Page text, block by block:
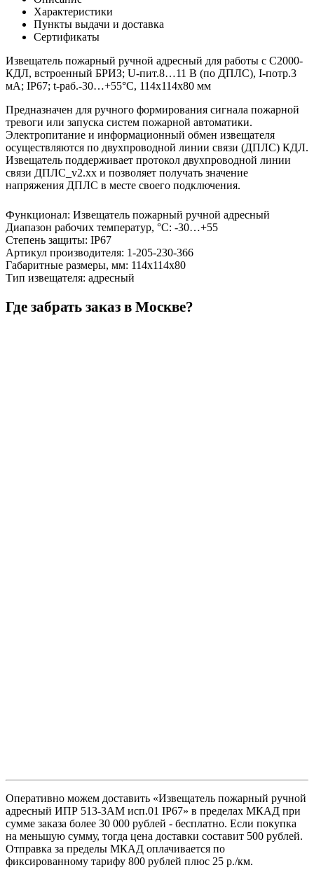
Характеристики
Пункты выдачи и доставка
Сертификаты
Извещатель пожарный ручной адресный для работы с С2000-
КДЛ, встроенный БРИЗ; U-пит.8…11 В (по ДПЛС), I-потр.3
мА; IP67; t-раб.-30…+55°С, 114х114х80 мм
Предназначен для ручного формирования сигнала пожарной
тревоги или запуска систем пожарной автоматики.
Электропитание и информационный обмен извещателя
осуществляются по двухпроводной линии связи (ДПЛС) КДЛ.
Извещатель поддерживает протокол двухпроводной линии
связи ДПЛС_v2.xx и позволяет получать значение
напряжения ДПЛС в месте своего подключения.
Функционал: Извещатель пожарный ручной адресный
Диапазон рабочих температур, °С: -30…+55
Степень защиты: IP67
Артикул производителя: 1-205-230-366
Габаритные размеры, мм: 114х114х80
Тип извещателя: адресный
Где забрать заказ в Москве?
Оперативно можем доставить «Извещатель пожарный ручной
адресный ИПР 513-3АМ исп.01 IP67» в пределах МКАД при
сумме заказа более 30 000 рублей - бесплатно. Если покупка
на меньшую сумму, тогда цена доставки составит 500 рублей.
Отправка за пределы МКАД оплачивается по
фиксированному тарифу 800 рублей плюс 25 р./км.